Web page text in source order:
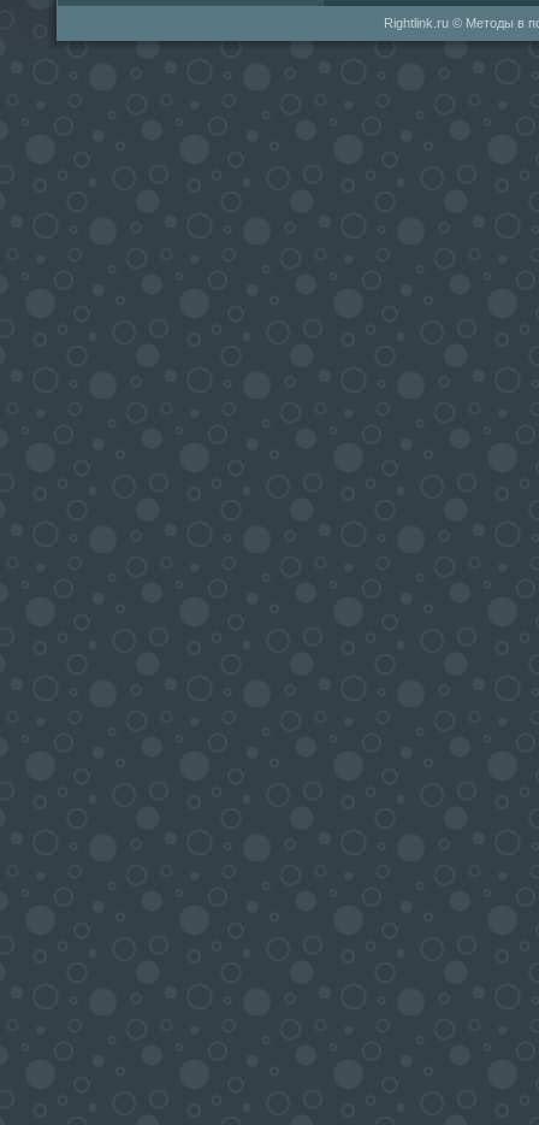
Rightlink.ru © Методы в